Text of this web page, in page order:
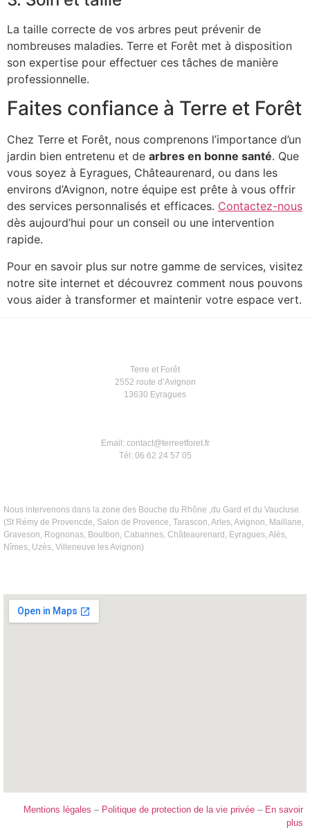
La taille correcte de vos arbres peut prévenir de
nombreuses maladies. Terre et Forêt met à disposition
son expertise pour effectuer ces tâches de manière
professionnelle.
Faites confiance à Terre et Forêt
Chez Terre et Forêt, nous comprenons l’importance d’un
jardin bien entretenu et de arbres en bonne santé. Que
vous soyez à Eyragues, Châteaurenard, ou dans les
environs d’Avignon, notre équipe est prête à vous offrir
des services personnalisés et efficaces. Contactez-nous
dès aujourd’hui pour un conseil ou une intervention
rapide.
Pour en savoir plus sur notre gamme de services, visitez
notre site internet et découvrez comment nous pouvons
vous aider à transformer et maintenir votre espace vert.
Terre et Forêt
2552 route d’Avignon
13630 Eyragues
Email: contact@terreetforet.fr
Tél: 06 62 24 57 05
Nous intervenons dans la zone des Bouche du Rhône ,du Gard et du Vaucluse.
(St Rémy de Provencde, Salon de Provence, Tarascon, Arles, Avignon, Maillane,
Graveson, Rognonas, Boulbon, Cabannes, Châteaurenard, Eyragues, Alès,
Nîmes, Uzès, Villeneuve les Avignon)
Mentions légales – Politique de protection de la vie privée – En savoir
plus